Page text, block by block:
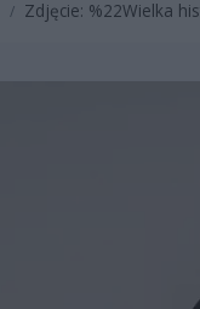
Zdjęcie: %22Wielka